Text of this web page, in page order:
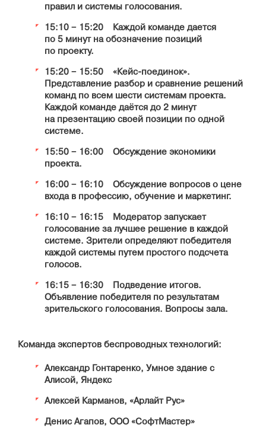
правил и системы голосования.
15:10 − 15:20 Каждой команде дается
по 5 минут на обозначение позиций
по проекту.
15:20 − 15:50 «Кейс-поединок».
Представление разбор и сравнение решений
команд по всем шести системам проекта.
Каждой команде даётся до 2 минут
на презентацию своей позиции по одной
системе.
15:50 − 16:00 Обсуждение экономики
проекта.
16:00 − 16:10 Обсуждение вопросов о цене
входа в профессию, обучение и маркетинг.
16:10 − 16:15 Модератор запускает
голосование за лучшее решение в каждой
системе. Зрители определяют победителя
каждой системы путем простого подсчета
голосов.
16:15 − 16:30 Подведение итогов.
Объявление победителя по результатам
зрительского голосования. Вопросы зала.
Команда экспертов беспроводных технологий:
Александр Гонтаренко, Умное здание с
Алисой, Яндекс
Алексей Карманов, «Арлайт Рус»
Денис Агапов, ООО «СофтМастер»